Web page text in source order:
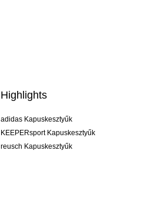
Highlights
adidas Kapuskesztyűk
KEEPERsport Kapuskesztyűk
reusch Kapuskesztyűk